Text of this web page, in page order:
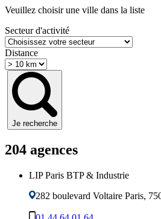
Veuillez choisir une ville dans la liste
Secteur d'activité
Distance
Je recherche
204 agences
LIP Paris BTP & Industrie
282 boulevard Voltaire Paris,